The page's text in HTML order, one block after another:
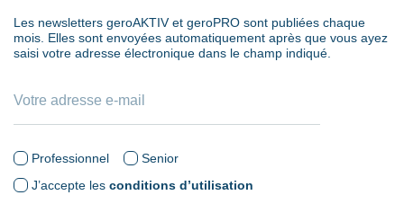
Les newsletters geroAKTIV et geroPRO sont publiées chaque
mois. Elles sont envoyées automatiquement après que vous ayez
saisi votre adresse électronique dans le champ indiqué.
Professionnel
Senior
J’accepte les conditions d’utilisation